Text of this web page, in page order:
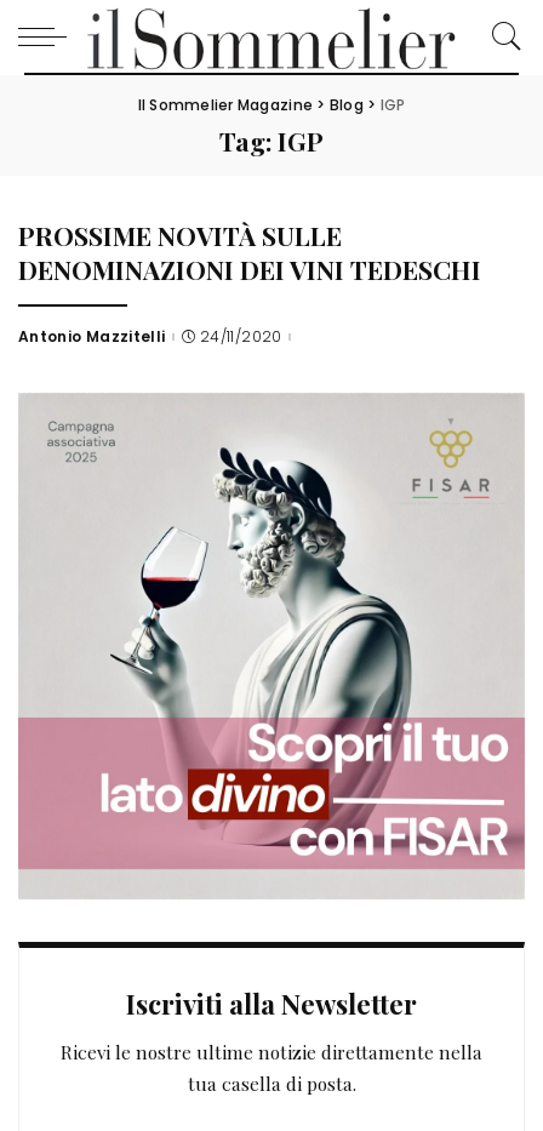
Il Sommelier Magazine > Blog > IGP
Tag:IGP
PROSSIME NOVITÀ SULLE
DENOMINAZIONI DEI VINI TEDESCHI
Posted
Antonio Mazzitelli 24/11/2020
Iscriviti alla Newsletter
Ricevi le nostre ultime notizie direttamente nella
tua casella di posta.